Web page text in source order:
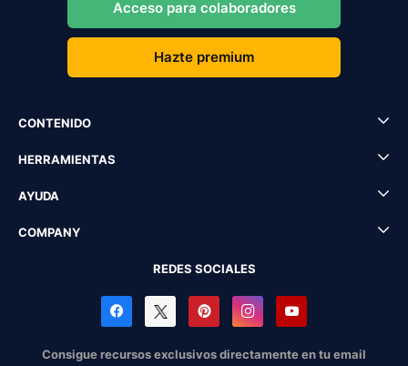
Acceso para colaboradores
Hazte premium
CONTENIDO
HERRAMIENTAS
AYUDA
COMPANY
REDES SOCIALES
Consigue recursos exclusivos directamente en tu email